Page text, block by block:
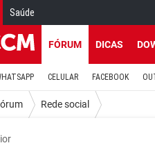
Saúde
FÓRUM DICAS
CELULAR FACEBOOK
Rede social